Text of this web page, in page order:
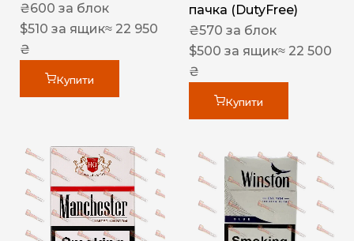
₴600 за блок
$510 за ящик≈ 22 950
₴
Купити
пачка (DutyFree)
₴570 за блок
$500 за ящик≈ 22 500
₴
Купити